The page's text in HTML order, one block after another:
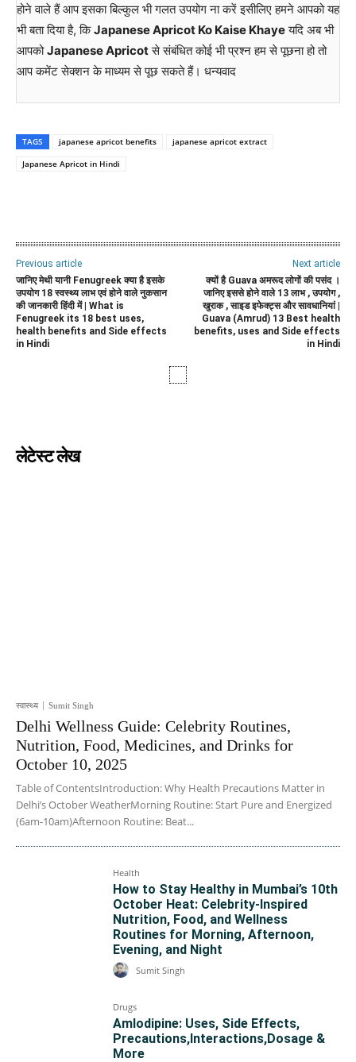
होने वाले हैं आप इसका बिल्कुल भी गलत उपयोग ना करें इसीलिए हमने आपको यह
भी बता दिया है, किJapanese Apricot Ko Kaise Khayeयदि अब भी
आपकोJapanese Apricotसे संबंधित कोई भी प्रश्न हम से पूछना हो तो
आप कमेंट सेक्शन के माध्यम से पूछ सकते हैं। धन्यवाद
TAGS japanese apricot benefits
japanese apricot extract
Japanese Apricot in Hindi
Previous article
जानिए मेथी यानी Fenugreek क्या है इसके
उपयोग 18 स्वस्थ्य लाभ एवं होने वाले नुकसान
की जानकारी हिंदी में | What is
Fenugreek its 18 best uses,
health benefits and Side effects
in Hindi
Next article
क्यों है Guava अमरूद लोगों की पसंद ।
जानिए इससे होने वाले 13 लाभ , उपयोग ,
खुराक , साइड इफेक्ट्स और सावधानियां |
Guava (Amrud) 13 Best health
benefits, uses and Side effects
in Hindi
लेटेस्ट लेख
स्वास्थ्य Sumit Singh
Delhi Wellness Guide: Celebrity Routines,
Nutrition, Food, Medicines, and Drinks for
October 10, 2025
Table of ContentsIntroduction: Why Health Precautions Matter in
Delhi’s October WeatherMorning Routine: Start Pure and Energized
(6am-10am)Afternoon Routine: Beat...
Health
How to Stay Healthy in Mumbai’s 10th
October Heat: Celebrity-Inspired
Nutrition, Food, and Wellness
Routines for Morning, Afternoon,
Evening, and Night
Sumit Singh
Drugs
Amlodipine: Uses, Side Effects,
Precautions,Interactions,Dosage &
More